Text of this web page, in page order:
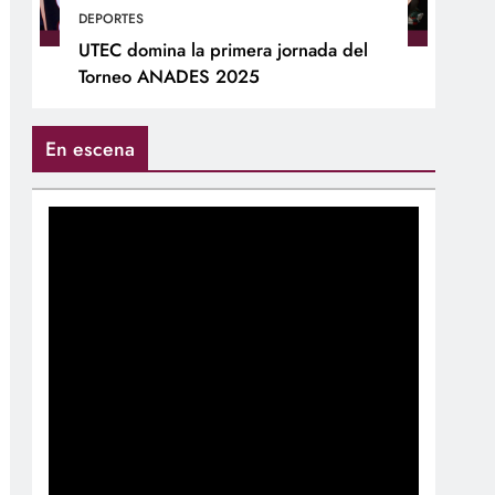
DEPORTES
UTEC domina la primera jornada del
Torneo ANADES 2025
En escena